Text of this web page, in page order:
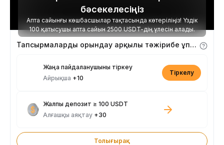
бәсекелесіңіз
Апта сайынғы көшбасшылар тақтасында көтеріліңіз! Үздік
100 қатысушы апта сайын 2500 USDT-дің үлесін алады.
Тапсырмаларды орындау арқылы тәжірибе ұпайларын алыңыз
Жаңа пайдаланушыны тіркеу
Айрықша +10
Тіркелу
Жалпы депозит ≥ 100 USDT
Алғашқы аяқтау +30
Толығырақ